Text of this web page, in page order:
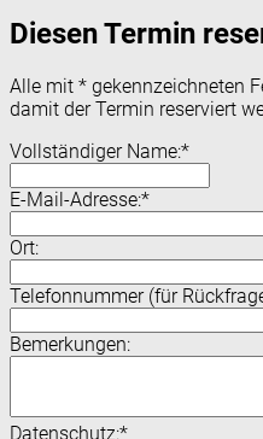
Diesen Termin
Alle mit * gekennzeichneten
damit der Termin reserviert
Vollständiger Name:*
E-Mail-Adresse:*
Ort:
Telefonnummer (für
Bemerkungen:
Datenschutz:*